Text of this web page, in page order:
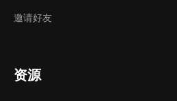
邀请好友
资源